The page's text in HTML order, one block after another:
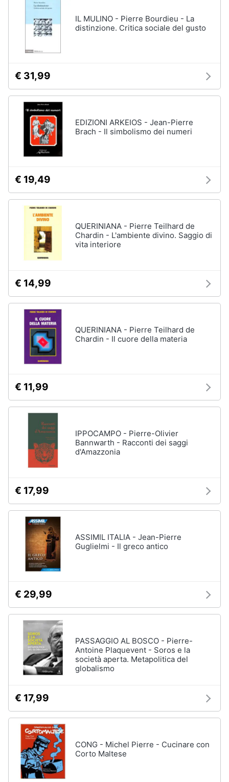
IL MULINO - Pierre Bourdieu - La
distinzione. Critica sociale del gusto
€ 31,99
EDIZIONI ARKEIOS - Jean-Pierre
Brach - Il simbolismo dei numeri
€ 19,49
QUERINIANA - Pierre Teilhard de
Chardin - L'ambiente divino. Saggio di
vita interiore
€ 14,99
QUERINIANA - Pierre Teilhard de
Chardin - Il cuore della materia
€ 11,99
IPPOCAMPO - Pierre-Olivier
Bannwarth - Racconti dei saggi
d'Amazzonia
€ 17,99
ASSIMIL ITALIA - Jean-Pierre
Guglielmi - Il greco antico
€ 29,99
PASSAGGIO AL BOSCO - Pierre-
Antoine Plaquevent - Soros e la
società aperta. Metapolitica del
globalismo
€ 17,99
CONG - Michel Pierre - Cucinare con
Corto Maltese